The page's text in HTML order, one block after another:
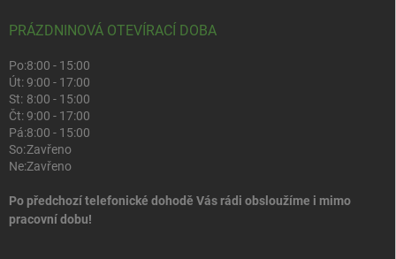
PRÁZDNINOVÁ OTEVÍRACÍ DOBA
Po:8:00 - 15:00
Út:9:00 - 17:00
St: 8:00 - 15:00
Čt:9:00 - 17:00
Pá:8:00 - 15:00
So:Zavřeno
Ne:Zavřeno
Po předchozí telefonické dohodě Vás rádi obsloužíme i mimo
pracovní dobu!